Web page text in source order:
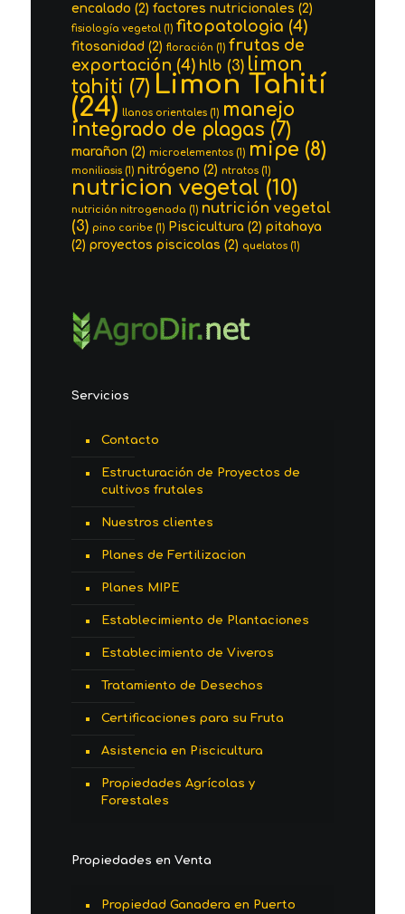
encalado (2) factores nutricionales (2)
fisiología vegetal (1) fitopatologia (4)
fitosanidad (2) floración (1) frutas de
exportación (4) hlb (3) limon
tahiti (7) Limon Tahití
(24) llanos orientales(1) manejo
integrado de plagas (7)
marañon (2) microelementos(1) mipe (8)
moniliasis(1) nitrógeno (2) ntratos(1)
nutricion vegetal (10)
nutrición nitrogenada (1) nutrición vegetal
(3) pino caribe(1) Piscicultura (2) pitahaya
(2) proyectos piscicolas (2) quelatos(1)
Servicios
Contacto
Estructuración de Proyectos de
cultivos frutales
Nuestros clientes
Planes de Fertilizacion
Planes MIPE
Establecimiento de Plantaciones
Establecimiento de Viveros
Tratamiento de Desechos
Certificaciones para su Fruta
Asistencia en Piscicultura
Propiedades Agrícolas y
Forestales
Propiedades en Venta
Propiedad Ganadera en Puerto